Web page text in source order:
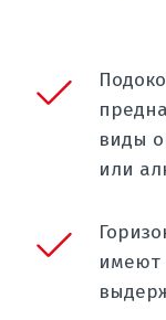
виды
или
имеют